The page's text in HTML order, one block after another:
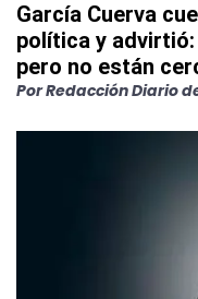
García Cuerva
política y advirtió:
pero no están
PorRedacción Diario